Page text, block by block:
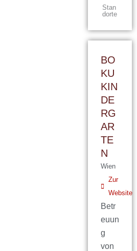
Stan
dorte
BO
KU
KIN
DE
RG
AR
TE
N
Wien
Zur
Website
Betr
euun
g
von